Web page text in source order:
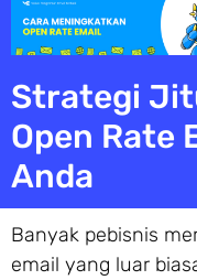
Strategi
Open Rate
Anda
Banyak pebisnis
email yang luar